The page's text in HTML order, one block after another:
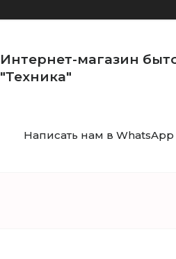
Интернет-магазин
"Техника"
Написать нам в WhatsApp